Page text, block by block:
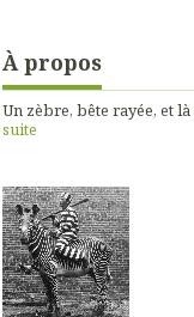
À propos
Un zèbre, bête rayée, et
suite